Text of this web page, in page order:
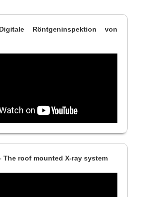
Röntgeninspektion von
The roof mounted X-ray system